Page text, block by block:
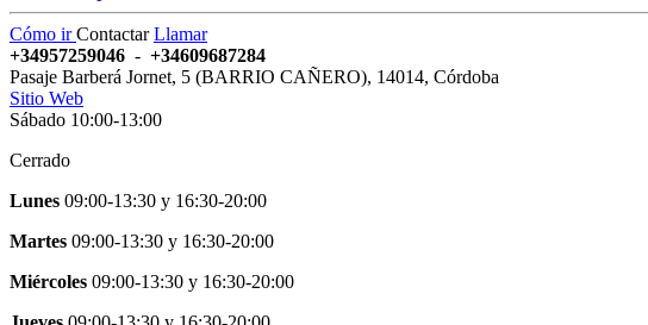
Cómo irContactarLlamar
+34957259046 - +34609687284
Pasaje Barberá Jornet, 5 (BARRIO CAÑERO), 14014, Córdoba
Sitio Web
Sábado 10:00-13:00
Cerrado
Lunes 09:00-13:30 y 16:30-20:00
Martes 09:00-13:30 y 16:30-20:00
Miércoles 09:00-13:30 y 16:30-20:00